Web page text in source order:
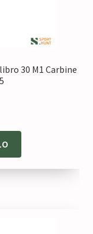
30 M1 Carbine